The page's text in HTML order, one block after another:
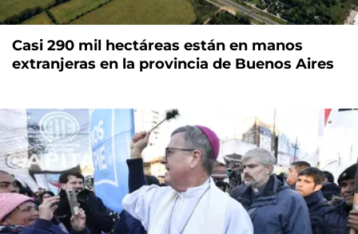
Casi 290 mil hectáreas están en manos
extranjeras en la provincia de Buenos Aires